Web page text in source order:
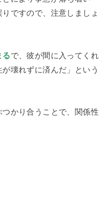
ですので、注意しましょ
るで、彼が間に入ってくれ
壊れずに済んだ」という
かり合うことで、関係性